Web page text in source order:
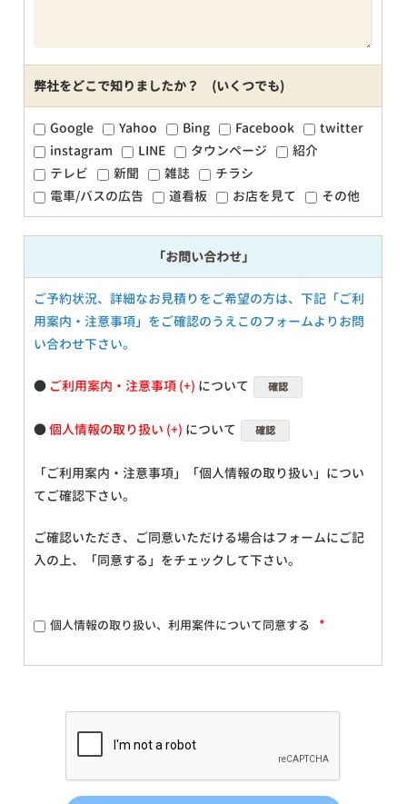
弊社をどこで知りましたか？ (いくつでも)
Google Yahoo Bing Facebook
twitter
instagram
LINE タウンページ
紹介
テレビ
新聞 雑誌
チラシ
電車/バスの広告
道看板 お店を見て その他
「お問い合わせ」
ご予約状況、詳細なお見積りをご希望の方は、下記「ご利
用案内・注意事項」をご確認のうえこのフォームよりお問
い合わせ下さい。
● ご利用案内・注意事項 について 確認
●個人情報の取り扱い について 確認
「ご利用案内・注意事項」「個人情報の取り扱い」につい
てご確認下さい。
ご確認いただき、ご同意いただける場合はフォームにご記
入の上、「同意する」をチェックして下さい。
個人情報の取り扱い、利用案件について同意する *